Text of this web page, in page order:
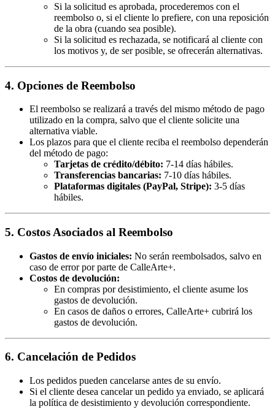
Si la solicitud es aprobada, procederemos con el
reembolso o, si el cliente lo prefiere, con una reposición
de la obra (cuando sea posible).
Si la solicitud es rechazada, se notificará al cliente con
los motivos y, de ser posible, se ofrecerán alternativas.
4. Opciones de Reembolso
El reembolso se realizará a través del mismo método de pago
utilizado en la compra, salvo que el cliente solicite una
alternativa viable.
Los plazos para que el cliente reciba el reembolso dependerán
del método de pago:
Tarjetas de crédito/débito: 7-14 días hábiles.
Transferencias bancarias: 7-10 días hábiles.
Plataformas digitales (PayPal, Stripe): 3-5 días
hábiles.
5. Costos Asociados al Reembolso
Gastos de envío iniciales: No serán reembolsados, salvo en
caso de error por parte de CalleArte+.
Costos de devolución:
En compras por desistimiento, el cliente asume los
gastos de devolución.
En casos de daños o errores, CalleArte+ cubrirá los
gastos de devolución.
6. Cancelación de Pedidos
Los pedidos pueden cancelarse antes de su envío.
Si el cliente desea cancelar un pedido ya enviado, se aplicará
la política de desistimiento y devolución correspondiente.